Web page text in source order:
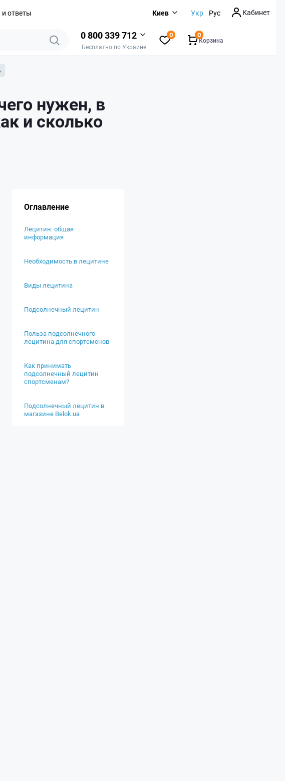
ответы Киев Укр Рус Кабинет
0 800 339 712
Бесплатно по Украине
0
Корзина
0
нужен, в
и сколько
Оглавление
Лецитин: общая
информация
Необходимость в лецитине
Виды лецитина
Подсолнечный лецитин
Польза подсолнечного
лецитина для спортсменов
Как принимать
подсолнечный лецитин
спортсменам?
Подсолнечный лецитин в
магазине Belok.ua